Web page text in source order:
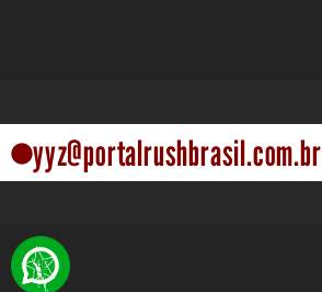
yyz@portalrushbrasil.com.br